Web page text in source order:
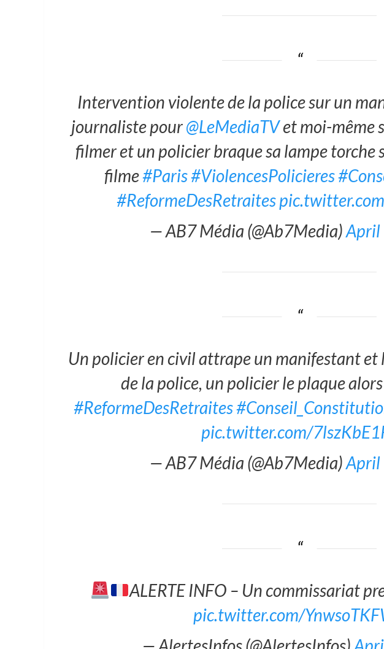
Intervention violente de la police sur un
journaliste pour@LeMediaTVet moi-même
filmer et un policier braque sa lampe torche
filme#Paris#ViolencesPolicieres
#ReformeDesRetraites
— AB7 Média (@Ab7Media)April
Un policier en civil attrape un manifestant et
de la police, un policier le plaque
#ReformeDesRetraites
pic.twitter.com/
— AB7 Média (@Ab7Media)April
ALERTE INFO – Un commissariat
pic.twitter.com/